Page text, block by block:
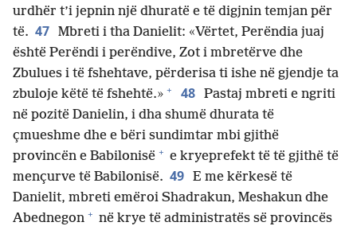
urdhër t’i jepnin një dhuratë e të digjnin temjan për
të. 47 Mbreti i tha Danielit: «Vërtet, Perëndia juaj
është Perëndi i perëndive, Zot i mbretërve dhe
Zbulues i të fshehtave, përderisa ti ishe në gjendje ta
zbuloje këtë të fshehtë.» + 48 Pastaj mbreti e ngriti
në pozitë Danielin, i dha shumë dhurata të
çmueshme dhe e bëri sundimtar mbi gjithë
provincën e Babilonisë + e kryeprefekt të të gjithë të
mençurve të Babilonisë. 49 E me kërkesë të
Danielit, mbreti emëroi Shadrakun, Meshakun dhe
Abednegon + në krye të administratës së provincës